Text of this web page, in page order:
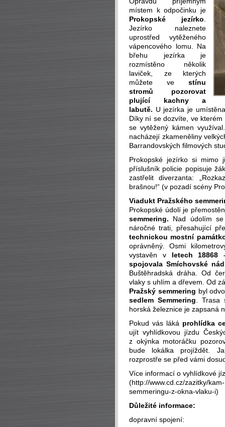
místem k odpočinku je
Prokopské jezírko
Jezírko naleznete
uprostřed vytěženého
vápencového lomu. Na
břehu jezírka je
rozmístěno několik
laviček, ze kterých
můžete ve stínu
stromů pozorovat
plující kachny a
labutě. U jezírka je
Díky ní se dozvíte, ve
se vytěžený kámen
nacházejí zkameněliny
Barrandovských filmových
Prokopské jezírko si mimo
příslušník policie popisuje
zastřelit diverzanta:
brašnou!“ (v pozadí scény
Viadukt Pražského
Prokopské údolí je
semmering. Nad údolím
náročné trati, přesahující
technickou mostní
oprávněný. Osmi
vystavěn v letech 18868
spojovala Smíchovské
Buštěhradská dráha. Od
vlaky s uhlím a dřevem. Od
Pražský semmering byl
sedlem Semmering .
horská železnice je zapsaná
Pokud vás láká prohlídka
ujít vyhlídkovou jízdu
z okýnka motoráčku
bude lokálka projíždět.
rozprostře se před vámi
Více informací o vyhlídkové
(http://www.cd.cz/zazitky/
semmeringu-z-okna-vlaku-i)
Důležité informace:
dopravní spojení: